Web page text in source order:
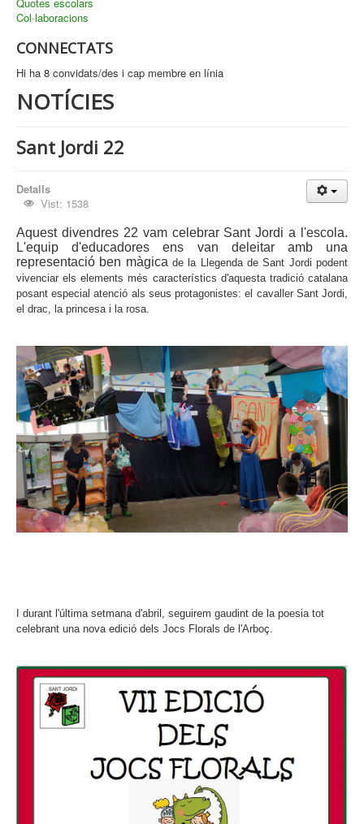
Col·laboracions
CONNECTATS
Hi ha 8 convidats/des i cap membre en línia
NOTÍCIES
Sant Jordi 22
Detalls
Vist: 1538
Aquest divendres 22 vam celebrar Sant Jordi a l'escola.
L'equip d'educadores ens van deleitar amb una
representació ben màgicade la Llegenda de Sant Jordi podent
vivenciar els elements més característics d'aquesta tradició catalana
posant especial atenció als seus protagonistes: el cavaller Sant Jordi,
el drac, la princesa i la rosa.
I durant l'última setmana d'abril, seguirem gaudint de la poesia tot
celebrant una nova edició dels Jocs Florals de l'Arboç.